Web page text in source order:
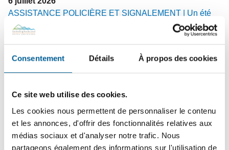
Consentement Détails À propos des cookies
Ce site web utilise des cookies.
Les cookies nous permettent de personnaliser le contenu
et les annonces, d'offrir des fonctionnalités relatives aux
médias sociaux et d'analyser notre trafic. Nous
partageons également des informations sur l'utilisation de
ASSISTANCE POLICIÈRE ET SIGNALEMENT | Un été
en toute quiétude avec l’outil interactif créé par la MRC de
La Jacques-Cartier et la Sûreté du Québec
L’ÉGLISE DE SAINTE-BRIGITTE-DE-LAVAL OUVRE UN
soirée d’inauguration festive a marqué la réouverture de
l’église patrimoniale, un lieu redonné aux citoyens et aux